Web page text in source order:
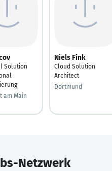
Solution
am Main
Niels Fink
Cloud Solution
Architect
Dortmund
Netzwerk